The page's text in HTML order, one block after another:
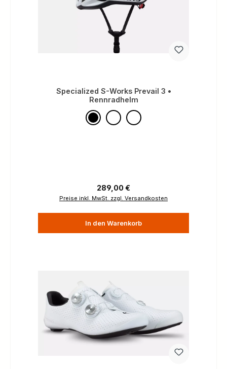
Specialized S-Works Prevail 3 •
Rennradhelm
Regulärer Preis:
289,00 €
Preise inkl. MwSt. zzgl. Versandkosten
In den Warenkorb